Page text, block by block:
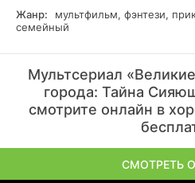
Жанр:
мультфильм, фэнтези,
семейный
Мультсериал
города: Тайна
смотрите онлайн в
СМОТРЕТЬ